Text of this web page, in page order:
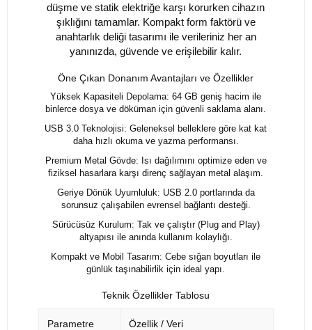
düşme ve statik elektriğe karşı korurken cihazın
şıklığını tamamlar. Kompakt form faktörü ve
anahtarlık deliği tasarımı ile verileriniz her an
yanınızda, güvende ve erişilebilir kalır.
Öne Çıkan Donanım Avantajları ve Özellikler
Yüksek Kapasiteli Depolama: 64 GB geniş hacim ile
binlerce dosya ve döküman için güvenli saklama alanı.
USB 3.0 Teknolojisi: Geleneksel belleklere göre kat kat
daha hızlı okuma ve yazma performansı.
Premium Metal Gövde: Isı dağılımını optimize eden ve
fiziksel hasarlara karşı direnç sağlayan metal alaşım.
Geriye Dönük Uyumluluk: USB 2.0 portlarında da
sorunsuz çalışabilen evrensel bağlantı desteği.
Sürücüsüz Kurulum: Tak ve çalıştır (Plug and Play)
altyapısı ile anında kullanım kolaylığı.
Kompakt ve Mobil Tasarım: Cebe sığan boyutları ile
günlük taşınabilirlik için ideal yapı.
Teknik Özellikler Tablosu
Parametre Özellik / Veri